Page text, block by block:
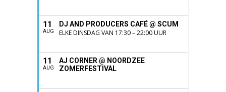
11
AUG
DJ AND PRODUCERS CAFÉ @ SCUM
ELKE DINSDAG VAN 17:30 – 22:00 UUR
11
AUG
AJ CORNER @ NOORDZEE
ZOMERFESTIVAL